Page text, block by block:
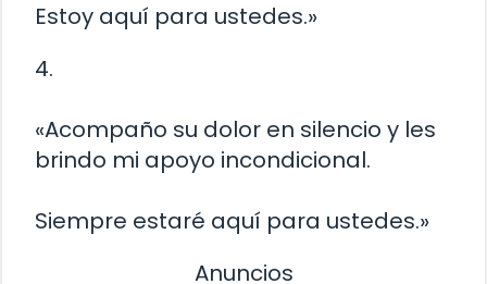
Estoy aquí para ustedes.»
4.
«Acompaño su dolor en silencio y les
brindo mi apoyo incondicional.
Siempre estaré aquí para ustedes.»
Anuncios